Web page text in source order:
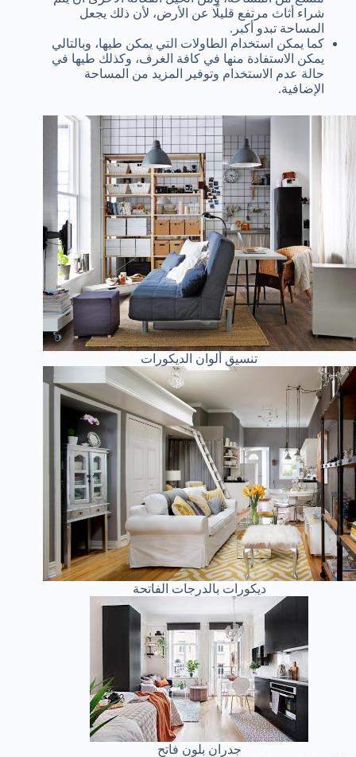
شراء أثاث مرتفع قليلًا عن الأرض، لأن ذلك يجعل
المساحة تبدو أكبر.
كما يمكن استخدام الطاولات التي يمكن طيها، وبالتالي
يمكن الاستفادة منها في كافة الغرف، وكذلك طيها في
حالة عدم الاستخدام وتوفير المزيد من المساحة
الإضافية.
تنسيق ألوان الديكورات
ديكورات بالدرجات الفاتحة
جدران بلون فاتح